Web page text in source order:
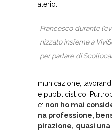
alerio.
Francesco durante
nizzato insieme a
per parlare di
municazione,
e pubblicistico.
e: non ho mai
na professione,
pirazione, quasi una